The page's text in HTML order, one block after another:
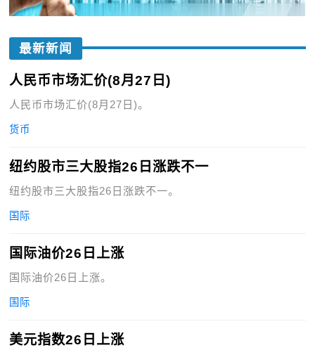
最新新闻
人民币市场汇价(8月27日)
人民币市场汇价(8月27日)。
货币
纽约股市三大股指26日涨跌不一
纽约股市三大股指26日涨跌不一。
国际
国际油价26日上涨
国际油价26日上涨。
国际
美元指数26日上涨